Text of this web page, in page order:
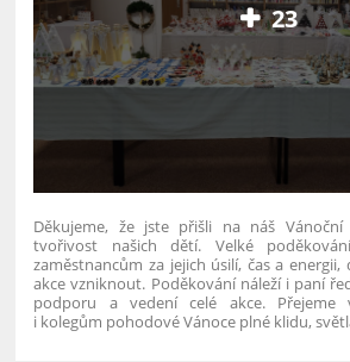
23
Děkujeme, že jste přišli na náš
tvořivost našich dětí. Velké
zaměstnancům za jejich úsilí, čas a
akce vzniknout. Poděkování náleží i paní
podporu a vedení celé akce. Přejeme
i kolegům pohodové Vánoce plné klidu,